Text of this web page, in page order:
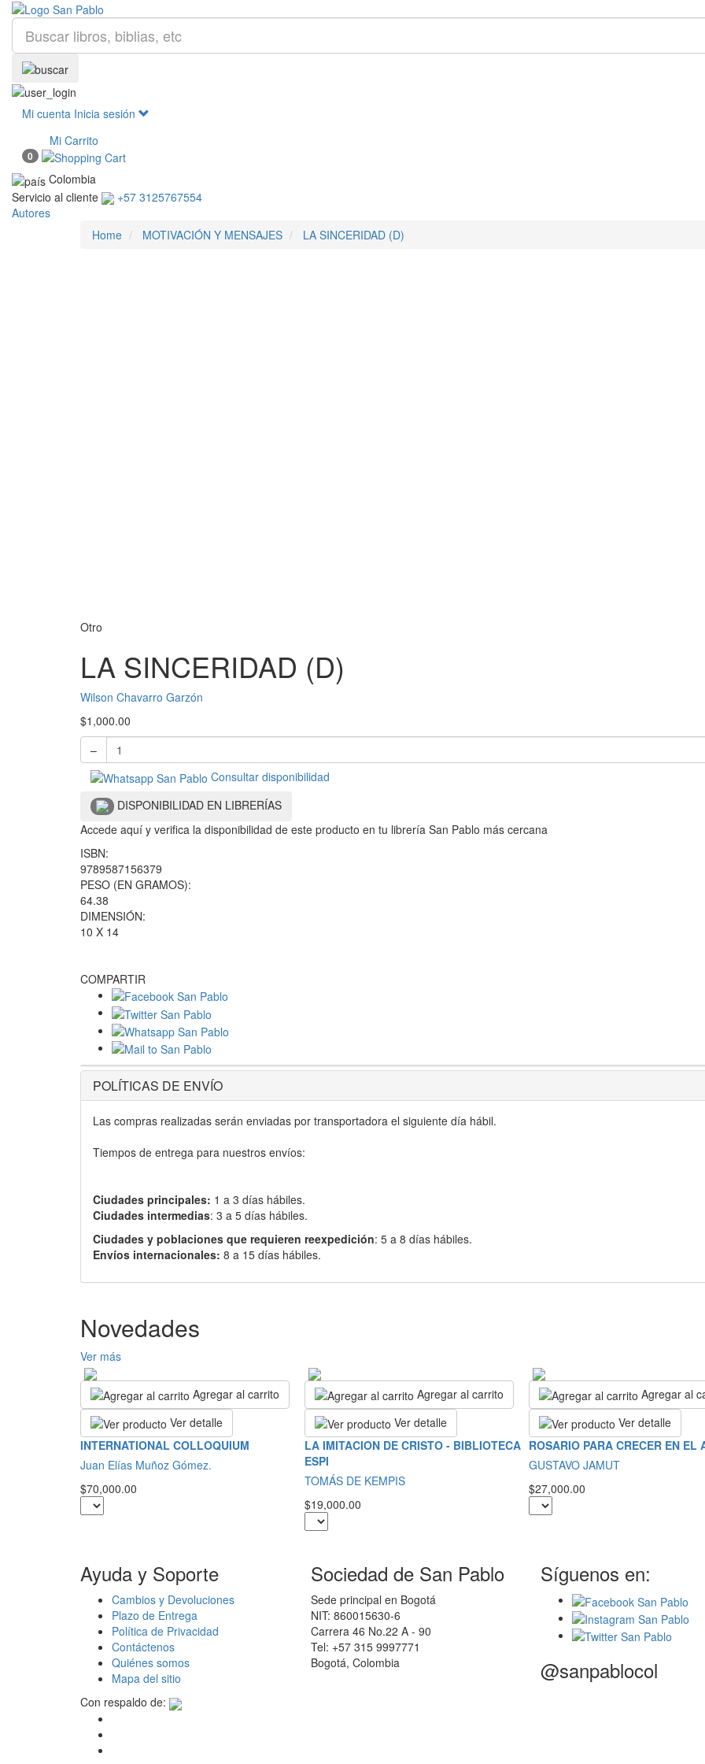
Mi cuenta Inicia sesión
Mi Carrito
0
Colombia
Servicio al cliente
+57 3125767554
Autores
Home
MOTIVACIÓN Y MENSAJES LA SINCERIDAD (D)
Otro
LA SINCERIDAD (D)
Wilson Chavarro Garzón
$1,000.00
–
Consultar disponibilidad
DISPONIBILIDAD EN LIBRERÍAS
Accede aquí y verifica la disponibilidad de este producto en tu librería San Pablo más cercana
ISBN:
9789587156379
PESO (EN GRAMOS):
64.38
DIMENSIÓN:
10 X 14
COMPARTIR
POLÍTICAS DE ENVÍO
Las compras realizadas serán enviadas por transportadora el siguiente día hábil.
Tiempos de entrega para nuestros envíos:
Ciudades principales: 1 a 3 días hábiles.
Ciudades intermedias: 3 a 5 días hábiles.
Ciudades y poblaciones que requieren reexpedición: 5 a 8 días hábiles.
Envíos internacionales: 8 a 15 días hábiles.
Novedades
Ver más
Agregar al carrito
Ver detalle
INTERNATIONAL COLLOQUIUM
Juan Elías Muñoz Gómez.
$70,000.00
Agregar al carrito
Ver detalle
LA IMITACION DE CRISTO - BIBLIOTECA
ESPI
TOMÁS DE KEMPIS
$19,000.00
Agregar al
Ver detalle
ROSARIO PARA CRECER EN EL
GUSTAVO JAMUT
$27,000.00
Ayuda y Soporte
Cambios y Devoluciones
Plazo de Entrega
Política de Privacidad
Contáctenos
Quiénes somos
Mapa del sitio
Sociedad de San Pablo
Sede principal en Bogotá
NIT: 860015630-6
Carrera 46 No.22 A - 90
Tel: +57 315 9997771
Bogotá, Colombia
Síguenos en:
@sanpablocol
Con respaldo de: